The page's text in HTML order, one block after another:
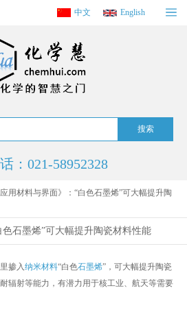
中文 English
：021-58952328
应用材料与界面》：“白色石墨烯”可大幅提升陶
色石墨烯”可大幅提升陶瓷材料性能
掺入纳米材料“白色石墨烯”，可大幅提升陶瓷
辐射等能力，有潜力用于核工业、航天等需要